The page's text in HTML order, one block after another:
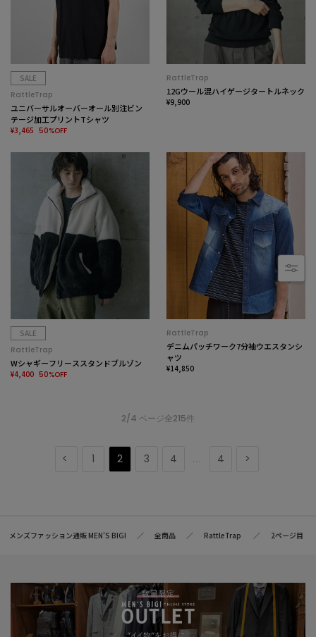
SALE
RattleTrap
ユニバーサルオーバーオール別注ビン
テージ加工プリントTシャツ
¥3,465 50%OFF
RattleTrap
12Gウール混ハイゲージタートルネック
¥9,900
SALE
RattleTrap
Wシャギーフリーススタンドブルゾン
¥4,400 50%OFF
RattleTrap
デニムパッチワーク7分袖ウエスタンシ
ャツ
¥14,850
2/4 ページ全215件
1 2 3 4 ... 4
メンズファッション通販 MEN'S BIGI 全商品 RattleTrap 2ページ目